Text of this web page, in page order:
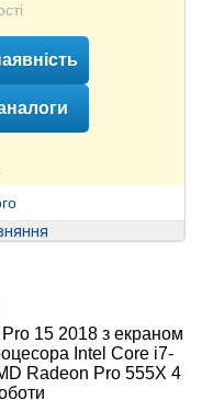
15 2018 з екраном
Intel Core i7-
Radeon Pro 555X 4